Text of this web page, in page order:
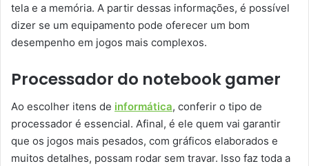
tela e a memória. A partir dessas informações, é possível
dizer se um equipamento pode oferecer um bom
desempenho em jogos mais complexos.
Processador do notebook gamer
Ao escolher itens de informática, conferir o tipo de
processador é essencial. Afinal, é ele quem vai garantir
que os jogos mais pesados, com gráficos elaborados e
muitos detalhes, possam rodar sem travar. Isso faz toda a